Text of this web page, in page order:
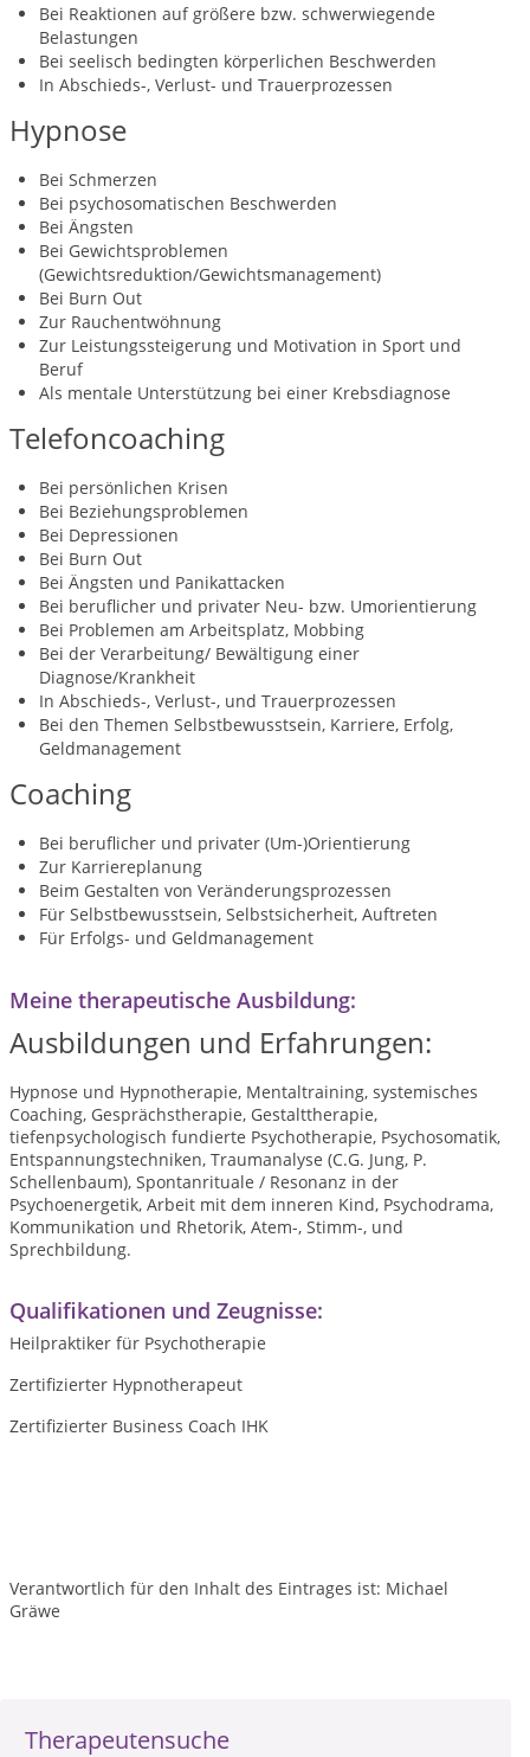
Therapeutensuche
Bei Reaktionen auf größere bzw. schwerwiegende
Belastungen
Bei seelisch bedingten körperlichen Beschwerden
In Abschieds-, Verlust- und Trauerprozessen
Hypnose
Bei Schmerzen
Bei psychosomatischen Beschwerden
Bei Ängsten
Bei Gewichtsproblemen
(Gewichtsreduktion/Gewichtsmanagement)
Bei Burn Out
Zur Rauchentwöhnung
Zur Leistungssteigerung und Motivation in Sport und
Beruf
Als mentale Unterstützung bei einer Krebsdiagnose
Telefoncoaching
Bei persönlichen Krisen
Bei Beziehungsproblemen
Bei Depressionen
Bei Burn Out
Bei Ängsten und Panikattacken
Bei beruflicher und privater Neu- bzw. Umorientierung
Bei Problemen am Arbeitsplatz, Mobbing
Bei der Verarbeitung/ Bewältigung einer
Diagnose/Krankheit
In Abschieds-, Verlust-, und Trauerprozessen
Bei den Themen Selbstbewusstsein, Karriere, Erfolg,
Geldmanagement
Coaching
Bei beruflicher und privater (Um-)Orientierung
Zur Karriereplanung
Beim Gestalten von Veränderungsprozessen
Für Selbstbewusstsein, Selbstsicherheit, Auftreten
Für Erfolgs- und Geldmanagement
Meine therapeutische Ausbildung:
Ausbildungen und Erfahrungen:
Hypnose und Hypnotherapie, Mentaltraining, systemisches
Coaching, Gesprächstherapie, Gestalttherapie,
tiefenpsychologisch fundierte Psychotherapie, Psychosomatik,
Entspannungstechniken, Traumanalyse (C.G. Jung, P.
Schellenbaum), Spontanrituale / Resonanz in der
Psychoenergetik, Arbeit mit dem inneren Kind, Psychodrama,
Kommunikation und Rhetorik, Atem-, Stimm-, und
Sprechbildung.
Qualifikationen und Zeugnisse:
Heilpraktiker für Psychotherapie
Zertifizierter Hypnotherapeut
Zertifizierter Business Coach IHK
Verantwortlich für den Inhalt des Eintrages ist: Michael
Gräwe